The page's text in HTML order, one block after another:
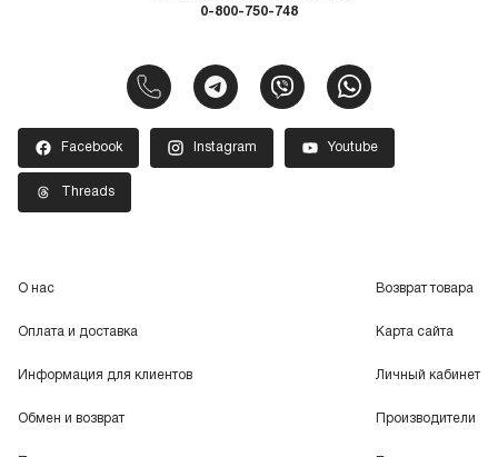
0-800-750-748
Facebook Instagram Youtube
Threads
О нас
Оплата и доставка
Информация для клиентов
Обмен и возврат
Возврат товара
Карта сайта
Личный кабинет
Производители